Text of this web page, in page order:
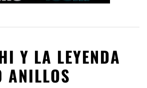
Y LA LEYENDA
ANILLOS